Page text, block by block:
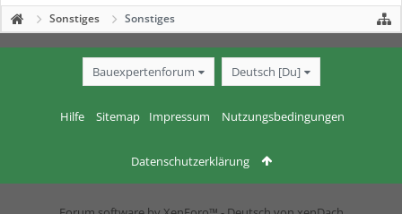
Sonstiges Sonstiges
Bauexpertenforum Deutsch [Du]
Hilfe Sitemap Impressum Nutzungsbedingungen
Datenschutzerklärung